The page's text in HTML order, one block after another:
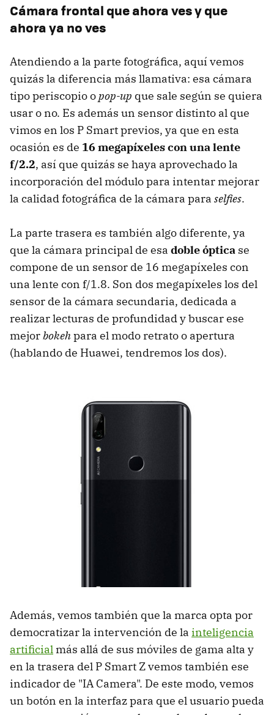
Cámara frontal que ahora ves y que
ahora ya no ves
Atendiendo a la parte fotográfica, aquí vemos
quizás la diferencia más llamativa: esa cámara
tipo periscopio opop-up que sale según se quiera
usar o no. Es además un sensor distinto al que
vimos en los P Smart previos, ya que en esta
ocasión es de 16 megapíxeles con una lente
f/2.2, así que quizás se haya aprovechado la
incorporación del módulo para intentar mejorar
la calidad fotográfica de la cámara para selfies.
La parte trasera es también algo diferente, ya
que la cámara principal de esa doble óptica se
compone de un sensor de 16 megapíxeles con
una lente con f/1.8. Son dos megapíxeles los del
sensor de la cámara secundaria, dedicada a
realizar lecturas de profundidad y buscar ese
mejorbokehpara el modo retrato o apertura
(hablando de Huawei, tendremos los dos).
Además, vemos también que la marca opta por
democratizar la intervención de la inteligencia
artificial más allá de sus móviles de gama alta y
en la trasera del P Smart Z vemos también ese
indicador de "IA Camera". De este modo, vemos
un botón en la interfaz para que el usuario pueda